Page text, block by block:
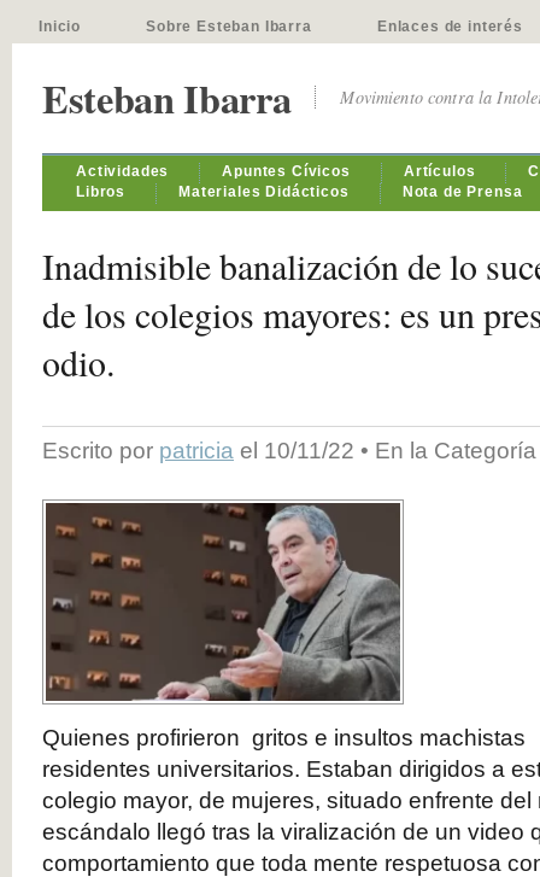
Inicio Sobre Esteban Ibarra Enlaces de interés
Esteban Ibarra Movimiento contra la
Actividades Apuntes Cívicos Artículos
Libros
Materiales Didácticos Nota de Prensa
Inadmisible banalización de lo
de los colegios mayores: es un
odio.
Escrito por patricia el 10/11/22 • En la
Quienes profirieron gritos e insultos
residentes universitarios. Estaban dirigidos a
colegio mayor, de mujeres, situado enfrente
escándalo llegó tras la viralización de un video
comportamiento que toda mente respetuosa